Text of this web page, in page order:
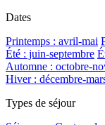
Dates
Printemps : avril-mai
Été : juin-septembre
Automne : octobre-
Hiver : décembre-
Types de séjour